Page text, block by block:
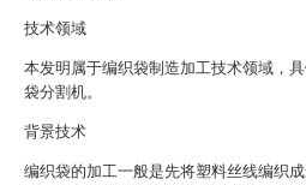
技术领域
本发明属于编织袋制造加工技术领域，
袋分割机。
背景技术
编织袋的加工一般是先将塑料丝线编织